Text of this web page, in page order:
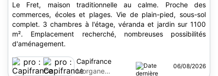
Le Fret, maison traditionnelle au calme. Proche des
commerces, écoles et plages. Vie de plain-pied, sous-sol
complet. 3 chambres à l'étage, véranda et jardin sur 1100
m². Emplacement recherché, nombreuses possibilités
d'aménagement.
Capifrance
Morgane
06/08/2026